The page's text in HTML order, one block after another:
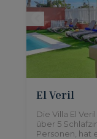
El Veril
Die Villa El
über 5
Personen, hat